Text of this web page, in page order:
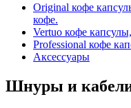
Original кофе
кофе.
Vertuo кофе
Professional кофе
Аксессуары
Шнуры и